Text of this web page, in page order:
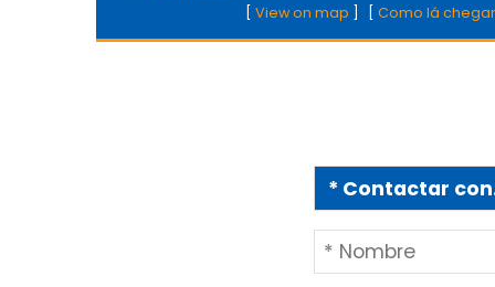
[Como lá
[View on map